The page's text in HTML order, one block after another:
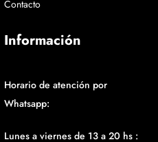
Contacto
Información
Horario de atención por
Whatsapp:
Lunes a viernes de 13 a 20 hs :